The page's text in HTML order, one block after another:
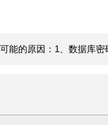
能的原因：1、数据库密